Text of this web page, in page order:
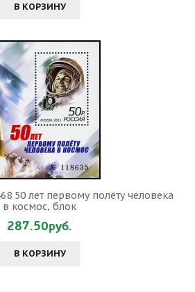
В КОРЗИНУ
50 лет первому полёту человека
в космос, блок
287.50руб.
В КОРЗИНУ